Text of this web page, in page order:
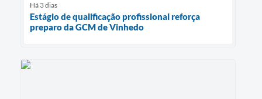
Há 3 dias
Estágio de qualificação profissional reforça
preparo da GCM de Vinhedo